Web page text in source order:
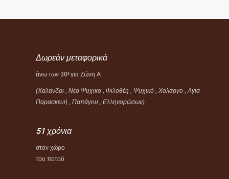
Δωρεάν μεταφορικά
άνω των 30ε για Ζώνη Α
(Χαλανδρι , Νεο Ψυχικο , Φιλοθέη , Ψυχικό ,
Χολαργο , Αγία
Παρασκευή , Παπάγου , Ελληνορώσων)
51 χρόνια
στον χώρο
του ποτού